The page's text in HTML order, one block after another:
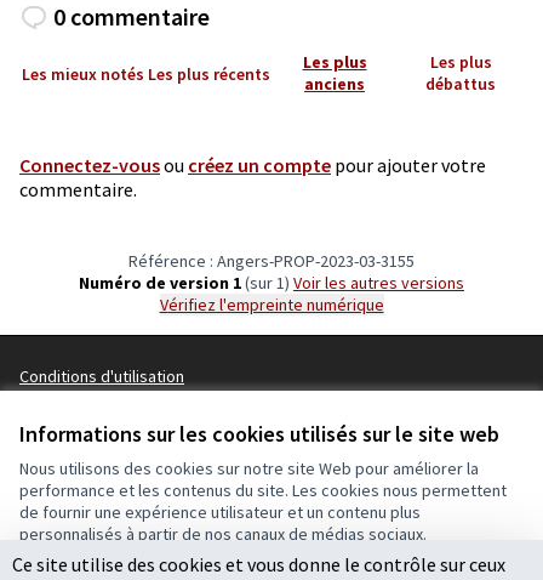
Informations sur les cookies utilisés sur le site web
Nous utilisons des cookies sur notre site Web pour améliorer la
performance et les contenus du site. Les cookies nous permettent
de fournir une expérience utilisateur et un contenu plus
personnalisés à partir de nos canaux de médias sociaux.
Tout accepter
0 commentaire
Les mieux notés Les plus récents
Les plus
anciens
Les plus
débattus
Connectez-vousou créez un compte pour ajouter votre
commentaire.
Référence : Angers-PROP-2023-03-3155
Numéro de version 1(sur 1)
voir les autres versions
Vérifiez l'empreinte numérique
Conditions d'utilisation
Paramètres des cookies
(Lien externe)(Lien externe)
Site réalisé grâce aulogiciel libre Decidim
(Lien externe)
.
Ce site utilise des cookies et vous donne le contrôle sur ceux